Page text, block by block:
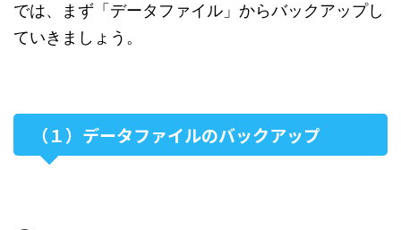
では、まず「データファイル」からバックアップし
ていきましょう。
（１）データファイルのバックアップ